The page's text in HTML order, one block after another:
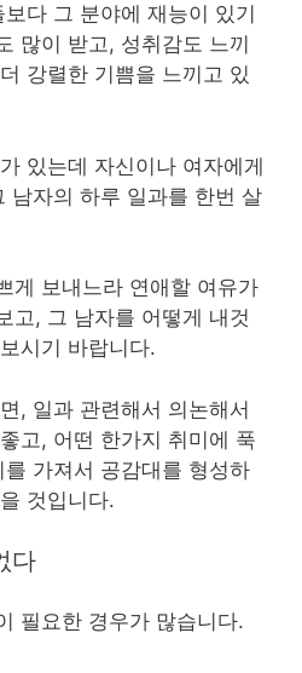
다 그 분야에 재능이 있기
많이 받고, 성취감도 느끼
강렬한 기쁨을 느끼고 있
있는데 자신이나 여자에게
남자의 하루 일과를 한번 살
게 보내느라 연애할 여유가
고, 그 남자를 어떻게 내것
시기 바랍니다.
, 일과 관련해서 의논해서
고, 어떤 한가지 취미에 푹
가져서 공감대를 형성하
것입니다.
다
필요한 경우가 많습니다.